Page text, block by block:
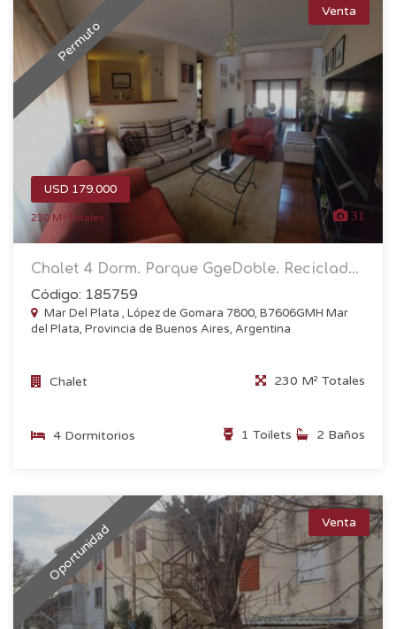
Permuto
Venta
USD 179.000
230 M² Totales 31
Chalet 4 Dorm. Parque GgeDoble. Reciclad...
Código: 185759
Mar Del Plata , López de Gomara 7800, B7606GMH Mar
del Plata, Provincia de Buenos Aires, Argentina
Chalet 230 M² Totales
4 Dormitorios 2 Baños
1 Toilets
Oportunidad Venta